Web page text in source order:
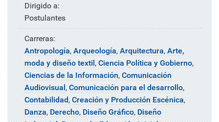
Dirigido a:
Postulantes
Carreras:
Antropología,Arqueología,Arquitectura,Arte,
moda y diseño textil,Ciencia Política y Gobierno,
Ciencias de la Información,Comunicación
Audiovisual,Comunicación para el desarrollo,
Contabilidad,Creación y Producción Escénica,
Danza,Derecho,Diseño Gráfico,Diseño